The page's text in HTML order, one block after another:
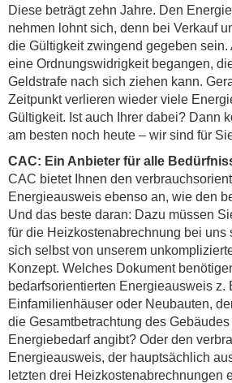
Diese beträgt zehn Jahre. Den
nehmen lohnt sich, denn bei Verkauf
die Gültigkeit zwingend gegeben sein.
eine Ordnungswidrigkeit begangen,
Geldstrafe nach sich ziehen kann.
Zeitpunkt verlieren wieder viele
Gültigkeit. Ist auch Ihrer dabei? Dann
am besten noch heute – wir sind für
CAC: Ein Anbieter für alle
CAC bietet Ihnen den
Energieausweis ebenso an, wie den
Und das beste daran: Dazu müssen
für die Heizkostenabrechnung bei uns
sich selbst von unserem
Konzept. Welches Dokument
bedarfsorientierten Energieausweis z.
Einfamilienhäuser oder Neubauten,
die Gesamtbetrachtung des
Energiebedarf angibt? Oder den
Energieausweis, der hauptsächlich
letzten drei Heizkostenabrechnungen